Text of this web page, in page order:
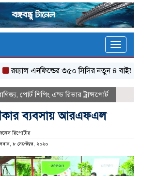
Toggle
র‌য়্যাল এনফিল্ডের ৩৫০ সিসির নতুন ৪ বাইকের যত
, পোর্ট শিপিং এন্ড রিভার ট্রান্সপোর্ট
ব্যবসায় আরএফএল
রিপোর্টার
৮ সেপ্টেম্বর, ২০২০